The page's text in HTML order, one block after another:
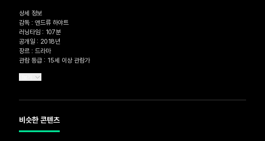
상세 정보
감독 : 앤드류 하야트
러닝타임 : 107분
공개일 : 2018년
장르 : 드라마
관람 등급 : 15세 이상 관람가
비슷한 콘텐츠